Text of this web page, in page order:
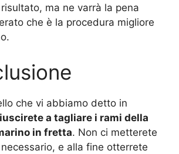
ma ne varrà la pena
che è la procedura migliore
che vi abbiamo detto in
a tagliare i rami della
in fretta. Non ci metterete
e alla fine otterrete